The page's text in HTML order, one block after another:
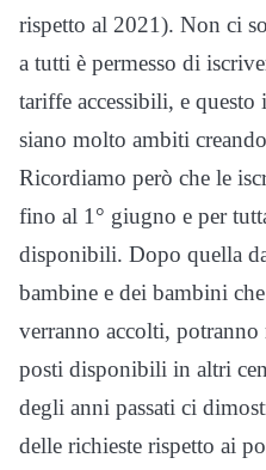
rispetto al 2021). Non ci
a tutti è permesso di
tariffe accessibili, e
siano molto ambiti
Ricordiamo però che le
fino al 1° giugno e per
disponibili. Dopo quella
bambine e dei bambini
verranno accolti,
posti disponibili in altri
degli anni passati ci
delle richieste rispetto ai